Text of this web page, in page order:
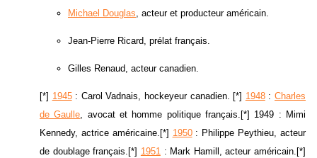
Michael Douglas, acteur et producteur américain.
Jean-Pierre Ricard, prélat français.
Gilles Renaud, acteur canadien.
[*] 1945: Carol Vadnais, hockeyeur canadien. [*] 1948:Charles
de Gaulle, avocat et homme politique français.[*] 1949 : Mimi
Kennedy, actrice américaine.[*] 1950: Philippe Peythieu, acteur
de doublage français.[*] 1951: Mark Hamill, acteur américain.[*]